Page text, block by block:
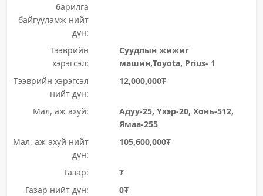
барилга
байгууламж нийт
дүн:
Тээврийн
хэрэгсэл:
Суудлын жижиг
машин,Toyota, Prius- 1
Тээврийн хэрэгсэл
нийт дүн:
12,000,000₮
Мал, аж ахуй:
Адуу-25, Үхэр-20, Хонь-512,
Ямаа-255
Мал, аж ахуй нийт
дүн:
105,600,000₮
Газар:
₮
Газар нийт дүн:
0₮